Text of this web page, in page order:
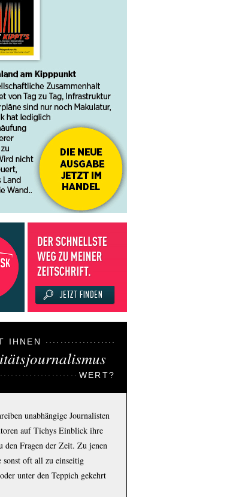
IHNEN
WERT?
unabhängige Journalisten
auf Tichys Einblick ihre
den Fragen der Zeit. Zu jenen
sonst oft all zu einseitig
unter den Teppich gekehrt